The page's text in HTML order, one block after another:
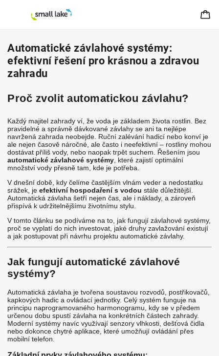
Automatické závlahové systémy:
efektivní řešení pro krásnou a zdravou
zahradu
Proč zvolit automatickou závlahu?
Každý majitel zahrady ví, že voda je základem života rostlin. Bez
pravidelné a správně dávkované závlahy se ani ta nejlépe
navržená zahrada neobejde. Ruční zalévání hadicí nebo konví je
ale nejen časově náročné, ale často i neefektivní – rostliny mohou
dostávat příliš vody, nebo naopak trpět suchem. Řešením jsou
automatické závlahové systémy , které zajistí optimální
množství vody přesně tam, kde je potřeba.
V dnešní době, kdy čelíme častějším vlnám veder a nedostatku
srážek, je efektivní hospodaření s vodou stále důležitější.
Automatická závlaha šetří nejen čas, ale i náklady, a zároveň
přispívá k udržitelnějšímu životnímu stylu.
V tomto článku se podíváme na to, jak fungují závlahové systémy,
proč se vyplatí do nich investovat, jaké druhy zavlažování existují
a jak postupovat při návrhu projektu automatické závlahy.
Jak fungují automatické závlahové
systémy?
Automatická závlaha je tvořena soustavou rozvodů, postřikovačů,
kapkových hadic a ovládací jednotky. Celý systém funguje na
principu naprogramovaného harmonogramu, kdy se v předem
určenou dobu spustí závlaha na konkrétních částech zahrady.
Moderní systémy navíc využívají senzory vlhkosti, dešťová čidla
nebo dokonce chytré aplikace, které umožňují ovládání přes
mobilní telefon.